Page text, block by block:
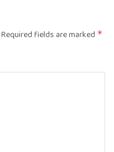
Required fields are marked *